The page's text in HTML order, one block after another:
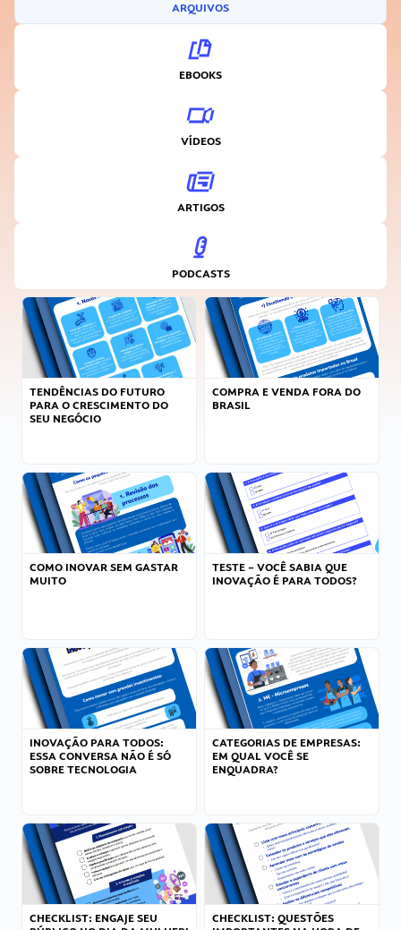
ARQUIVOS
EBOOKS
VÍDEOS
ARTIGOS
PODCASTS
TENDÊNCIAS DO FUTURO
PARA O CRESCIMENTO DO
SEU NEGÓCIO
COMPRA E VENDA FORA DO
BRASIL
COMO INOVAR SEM GASTAR
MUITO
TESTE – VOCÊ SABIA QUE
INOVAÇÃO É PARA TODOS?
INOVAÇÃO PARA TODOS:
ESSA CONVERSA NÃO É SÓ
SOBRE TECNOLOGIA
CATEGORIAS DE EMPRESAS:
EM QUAL VOCÊ SE
ENQUADRA?
CHECKLIST: ENGAJE SEU
CHECKLIST: QUESTÕES